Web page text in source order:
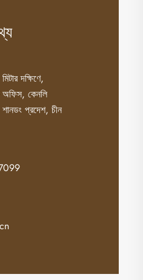
দক্ষিণে,
অফিস, কেনলি
প্রদেশ, চীন